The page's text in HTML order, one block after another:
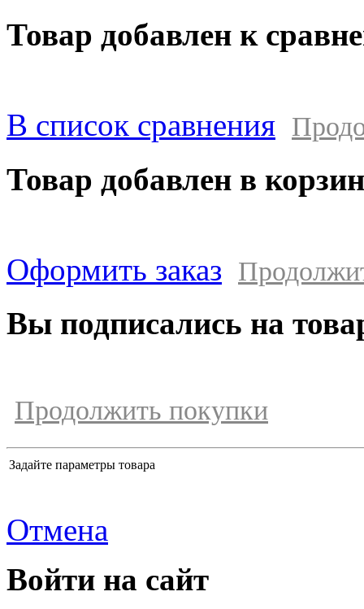
Товар добавлен к
В список сравнения
Товар добавлен в
Оформить заказ
Вы подписались на
Продолжить покупки
Задайте параметры товара
Отмена
Войти на сайт